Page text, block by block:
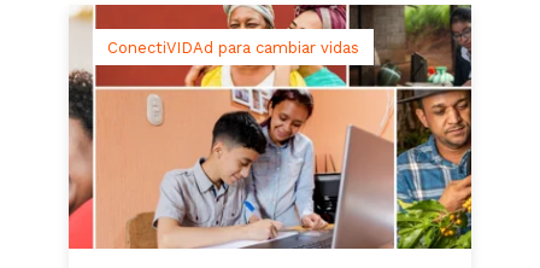
ConectiVIDAd para cambiar vidas